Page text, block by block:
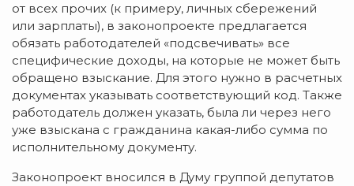
от всех прочих (к примеру, личных сбережений
или зарплаты), в законопроекте предлагается
обязать работодателей «подсвечивать» все
специфические доходы, на которые не может быть
обращено взыскание. Для этого нужно в расчетных
документах указывать соответствующий код. Также
работодатель должен указать, была ли через него
уже взыскана с гражданина какая-либо сумма по
исполнительному документу.
Законопроект вносился в Думу группой депутатов